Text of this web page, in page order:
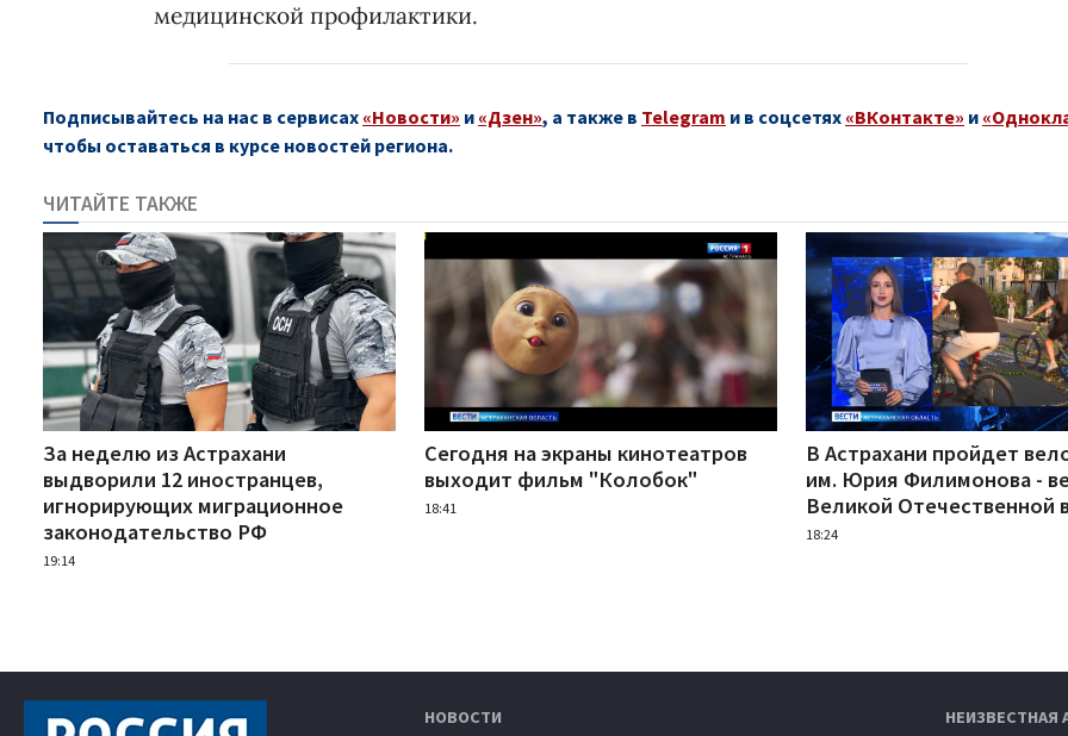
медицинской профилактики.
Подписывайтесь на нас в сервисах «Новости» и «Дзен», а также в Telegram и в соцсетях «ВКонтакте» и
чтобы оставаться в курсе новостей региона.
ЧИТАЙТЕ ТАКЖЕ
За неделю из Астрахани
выдворили 12 иностранцев,
игнорирующих миграционное
законодательство РФ
19:14
Сегодня на экраны кинотеатров
выходит фильм "Колобок"
18:41
В Астрахани пройдет
им. Юрия Филимонова -
Великой Отечественной
18:24
НОВОСТИ НЕИЗВЕСТНАЯ